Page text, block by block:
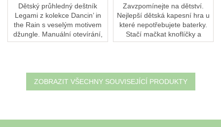
Dětský průhledný deštník
Legami z kolekce Dancin’ in
the Rain s veselým motivem
džungle. Manuální otevírání,
konstrukce odolná větru a
Zavzpomínejte na dětství.
Nejlepší dětská kapesní hra u
které nepotřebujete baterky.
Stačí mačkat knoflíčky a
nafoukat co nejvíc kroužků na
ZOBRAZIT VŠECHNY SOUVISEJÍCÍ PRODUKTY